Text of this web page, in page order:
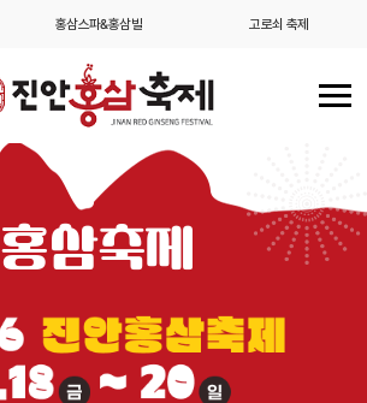
홍삼스파&홍삼빌 고로쇠 축제
홍삼축제